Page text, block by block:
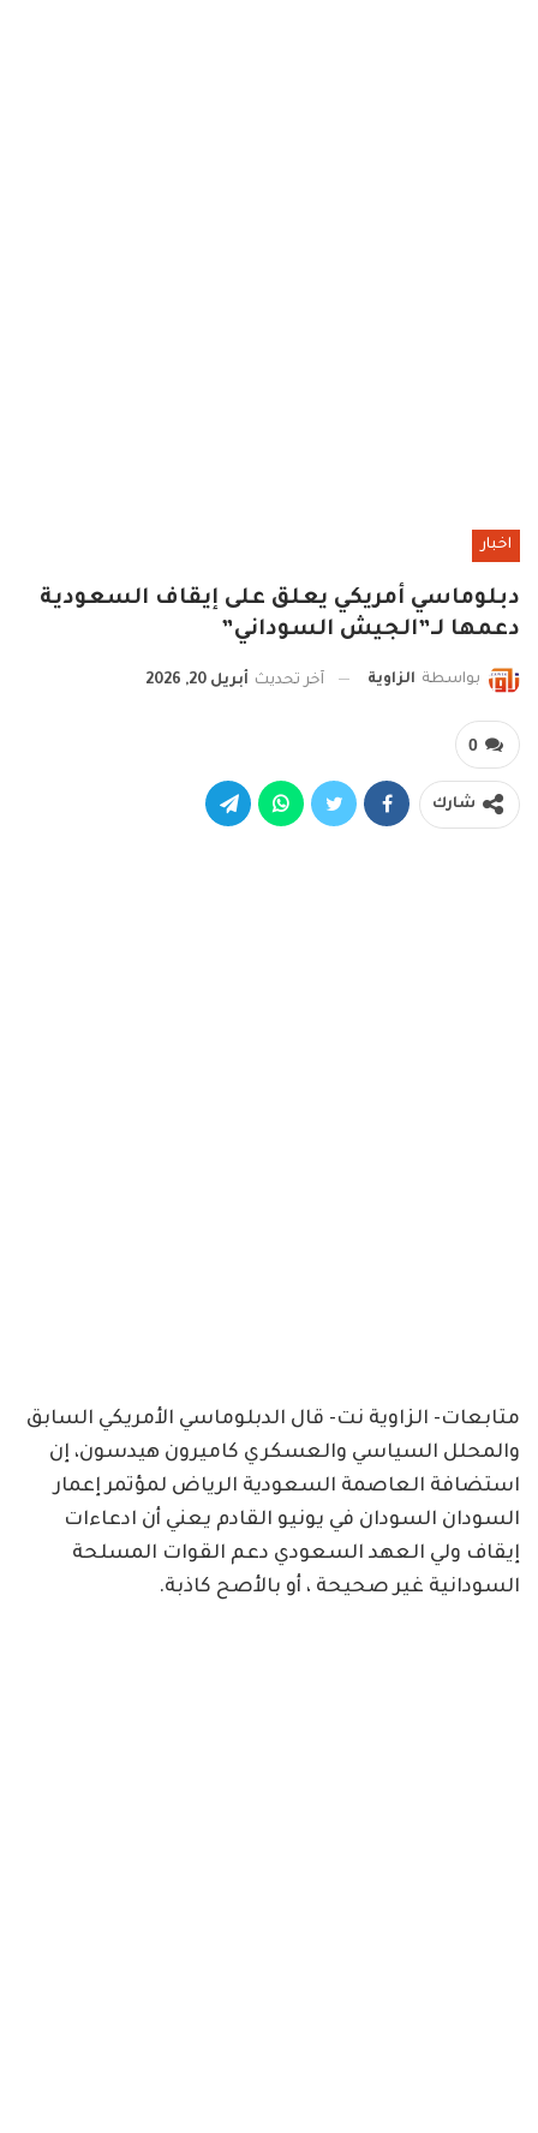
اخبار
دبلوماسي أمريكي يعلق على إيقاف السعودية
دعمها لـ”الجيش السوداني”
بواسطة الزاوية آخر تحديث أبريل 20, 2026
0
شارك
متابعات- الزاوية نت- قال الدبلوماسي الأمريكي السابق
والمحلل السياسي والعسكري كاميرون هيدسون، إن
استضافة العاصمة السعودية الرياض لمؤتمر إعمار
السودان السودان في يونيو القادم يعني أن ادعاءات
إيقاف ولي العهد السعودي دعم القوات المسلحة
السودانية غير صحيحة ، أو بالأصح كاذبة.